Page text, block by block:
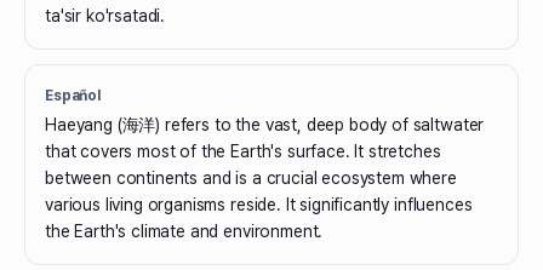
ta'sir ko'rsatadi.
Español
Haeyang (海洋) refers to the vast, deep body of saltwater
that covers most of the Earth's surface. It stretches
between continents and is a crucial ecosystem where
various living organisms reside. It significantly influences
the Earth's climate and environment.